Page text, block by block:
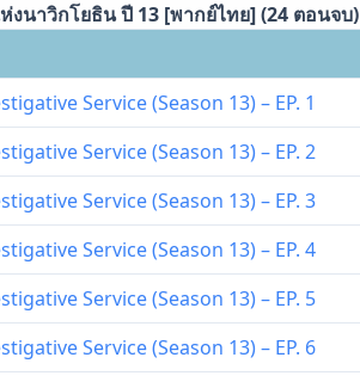
งนาวิกโยธิน ปี 13 [พากย์ไทย] (24 ตอนจบ)
Service (Season 13) – EP. 1
Service (Season 13) – EP. 2
Service (Season 13) – EP. 3
Service (Season 13) – EP. 4
Service (Season 13) – EP. 5
Service (Season 13) – EP. 6